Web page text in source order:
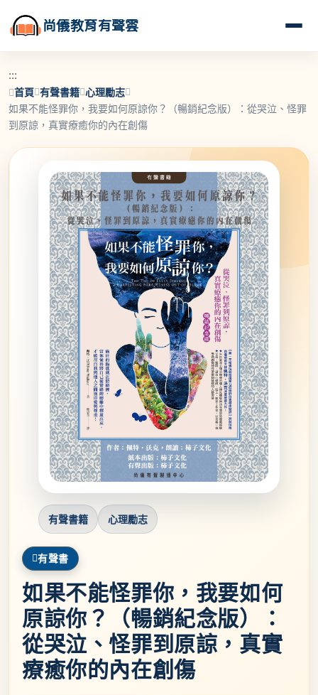
尚儀教育有聲雲
:::
首頁 有聲書籍 心理勵志
如果不能怪罪你，我要如何原諒你？（暢銷紀念版）：從哭泣、怪罪
到原諒，真實療癒你的內在創傷
有聲書籍 心理勵志
有聲書
如果不能怪罪你，我要如何
原諒你？（暢銷紀念版）：
從哭泣、怪罪到原諒，真實
療癒你的內在創傷